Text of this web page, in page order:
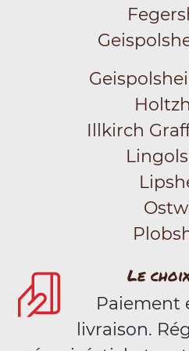
Illkirch
Le
Paiement
livraison.